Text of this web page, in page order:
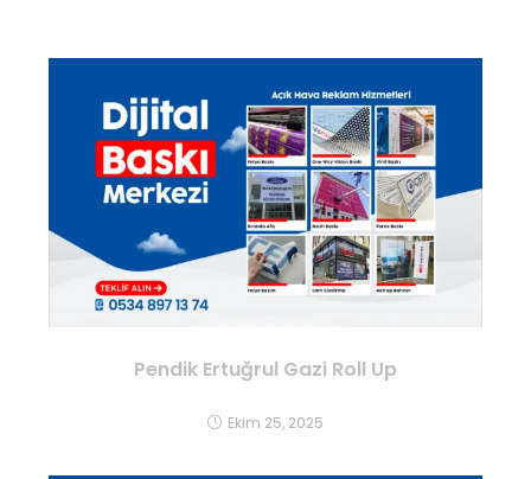
Pendik Ertuğrul Gazi Roll Up
Ekim 25, 2025